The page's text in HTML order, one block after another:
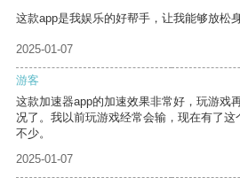
这款app是我娱乐的好帮手，让我能够放松
2025-01-07
游客
这款加速器app的加速效果非常好，玩游戏
况了。我以前玩游戏经常会输，现在有了这
不少。
2025-01-07